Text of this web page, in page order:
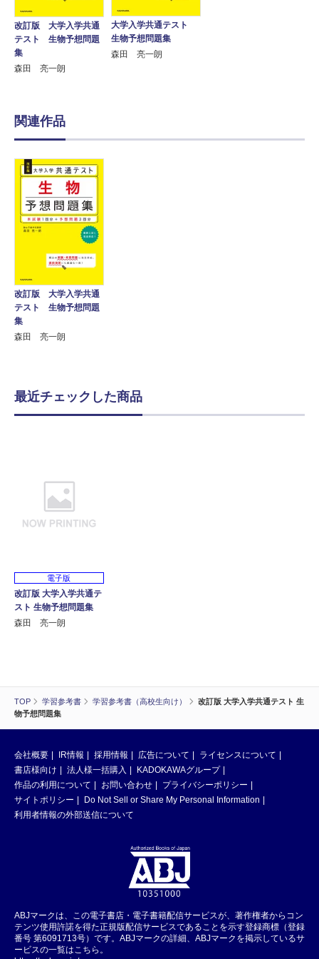
TOP 学習参考書 学習参考書（高校生向け）
改訂版 大学入学共通テスト 生
物予想問題集
改訂版 大学入学共通
テスト 生物予想問題
集
森田 亮一朗
大学入学共通テスト
生物予想問題集
森田 亮一朗
関連作品
改訂版 大学入学共通
テスト 生物予想問題
集
森田 亮一朗
最近チェックした商品
電子版
改訂版 大学入学共通テ
スト 生物予想問題集
森田 亮一朗
会社概要 IR情報 採用情報 広告について
ライセンスについて
書店様向け
法人様一括購入
KADOKAWAグループ
作品の利用について
お問い合わせ
プライバシーポリシー
サイトポリシー
Do Not Sell or Share My Personal Information
利用者情報の外部送信について
ABJマークは、この電子書店・電子書籍配信サービスが、著作権者からコン
テンツ使用許諾を得た正規版配信サービスであることを示す登録商標（登録
番号 第6091713号）です。ABJマークの詳細、ABJマークを掲示しているサ
ービスの一覧はこちら。